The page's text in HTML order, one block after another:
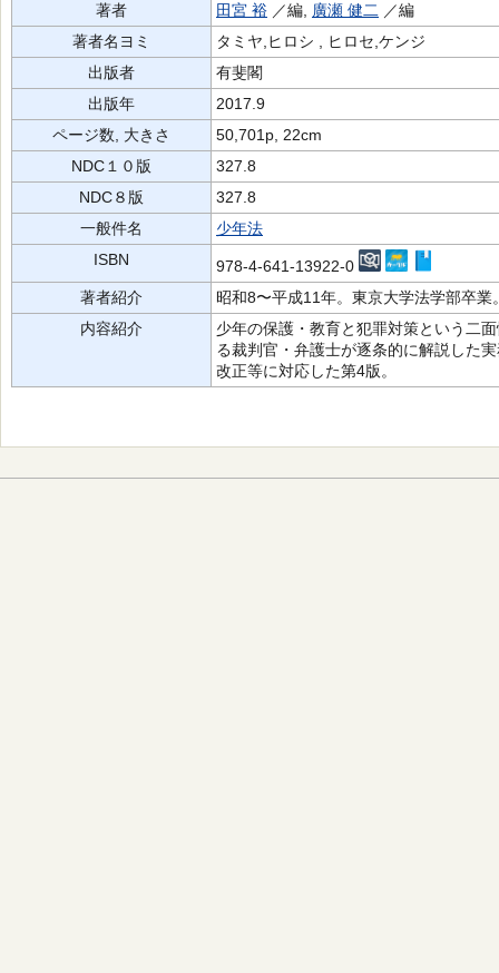
著者
田宮 裕 ／編, 廣瀬 健二 ／編
著者名ヨミ
タミヤ,ヒロシ , ヒロセ,ケンジ
出版者
有斐閣
出版年
2017.9
ページ数, 大きさ
50,701p, 22cm
NDC１０版
327.8
NDC８版
327.8
一般件名
少年法
ISBN
978-4-641-13922-0
著者紹介
昭和8〜平成11年。東京大学法学部卒
内容紹介
少年の保護・教育と犯罪対策という二
る裁判官・弁護士が逐条的に解説した
改正等に対応した第4版。